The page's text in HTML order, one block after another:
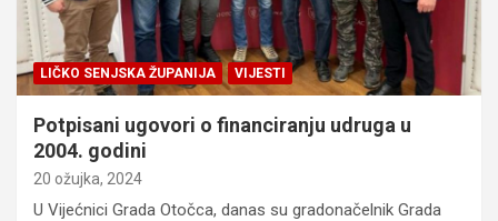
LIČKO SENJSKA ŽUPANIJA VIJESTI
Potpisani ugovori o financiranju udruga u
2004. godini
20 ožujka, 2024
U Vijećnici Grada Otočca, danas su gradonačelnik Grada